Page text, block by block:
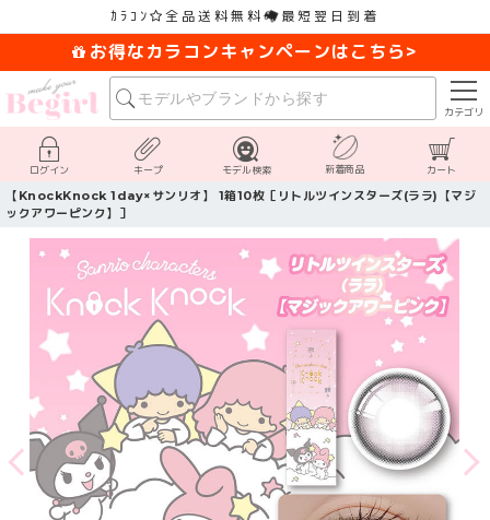
ｶﾗｺﾝ 全品送料無料 最短翌日到着
お得なカラコンキャンペーンはこちら>
カテゴリ
ログイン キープ モデル検索 新着商品 カート
【KnockKnock 1day×サンリオ】 1箱10枚［リトルツインスターズ(ララ)【マジ
ックアワーピンク】］